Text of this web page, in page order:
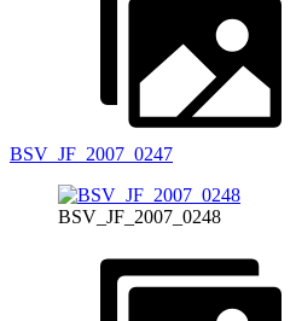
BSV_JF_2007_0247
BSV_JF_2007_0248